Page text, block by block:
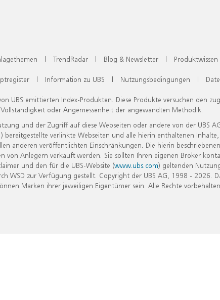
| TrendRadar | Blog & Newsletter | Produktwissen
| Information zu UBS | Nutzungsbedingungen |
UBS emittierten Index-Produkten. Diese Produkte versuchen den
oder Angemessenheit der angewandten Methodik.
und der Zugriff auf diese Webseiten oder andere von der UBS
verlinkte Webseiten und alle hierin enthaltenen
anderen veröffentlichten Einschränkungen. Die hierin
Anlegern verkauft werden. Sie sollten Ihren eigenen Broker
und den für die UBS-Website (www.ubs.com) geltenden
zur Verfügung gestellt. Copyright der UBS AG, 1998 - 2026.
Marken ihrer jeweiligen Eigentümer sein. Alle Rechte